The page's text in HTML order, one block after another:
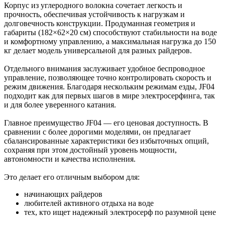
Корпус из углеродного волокна сочетает легкость и
прочность, обеспечивая устойчивость к нагрузкам и
долговечность конструкции. Продуманная геометрия и
габариты (182×62×20 см) способствуют стабильности на воде
и комфортному управлению, а максимальная нагрузка до 150
кг делает модель универсальной для разных райдеров.
Отдельного внимания заслуживает удобное беспроводное
управление, позволяющее точно контролировать скорость и
режим движения. Благодаря нескольким режимам езды, JF04
подходит как для первых шагов в мире электросерфинга, так
и для более уверенного катания.
Главное преимущество JF04 — его ценовая доступность. В
сравнении с более дорогими моделями, он предлагает
сбалансированные характеристики без избыточных опций,
сохраняя при этом достойный уровень мощности,
автономности и качества исполнения.
Это делает его отличным выбором для:
начинающих райдеров
любителей активного отдыха на воде
тех, кто ищет надежный электросерф по разумной цене